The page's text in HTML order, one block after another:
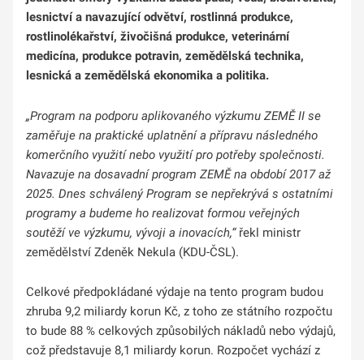
lesnictví a navazující odvětví, rostlinná produkce,
rostlinolékařství, živočišná produkce, veterinární
medicína, produkce potravin, zemědělská technika,
lesnická a zemědělská ekonomika a politika.
„Program na podporu aplikovaného výzkumu ZEMĚ II se
zaměřuje na praktické uplatnění a přípravu následného
komerčního využití nebo využití pro potřeby společnosti.
Navazuje na dosavadní program ZEMĚ na období 2017 až
2025. Dnes schválený Program se nepřekrývá s ostatními
programy a budeme ho realizovat formou veřejných
soutěží ve výzkumu, vývoji a inovacích,“řekl ministr
zemědělství Zdeněk Nekula (KDU-ČSL).
Celkové předpokládané výdaje na tento program budou
zhruba 9,2 miliardy korun Kč, z toho ze státního rozpočtu
to bude 88 % celkových způsobilých nákladů nebo výdajů,
což představuje 8,1 miliardy korun. Rozpočet vychází z